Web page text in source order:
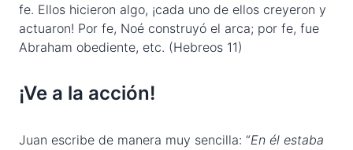
fe. Ellos hicieron algo, ¡cada uno de ellos creyeron y
actuaron! Por fe, Noé construyó el arca; por fe, fue
Abraham obediente, etc. (Hebreos 11)
¡Ve a la acción!
Juan escribe de manera muy sencilla: “En él estaba